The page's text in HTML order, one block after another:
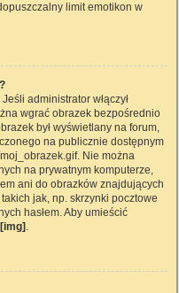
limit emotikon w
administrator włączył
wgrać obrazek bezpośrednio
był wyświetlany na forum,
na publicznie dostępnym
Nie można
na prywatnym komputerze,
ani do obrazków znajdujących
jak, np. skrzynki pocztowe
hasłem. Aby umieścić
[img] .